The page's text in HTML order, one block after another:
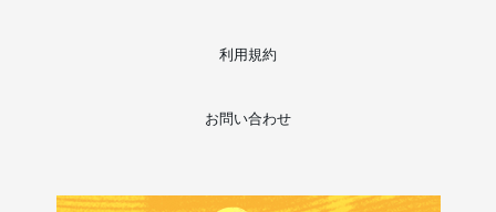
利用規約
お問い合わせ